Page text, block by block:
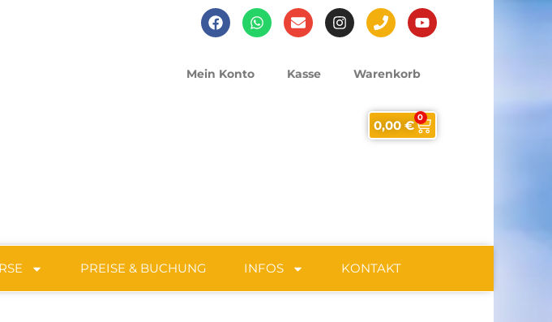
Mein Konto Kasse Warenkorb
0,00 €
0
PREISE & BUCHUNG INFOS KONTAKT